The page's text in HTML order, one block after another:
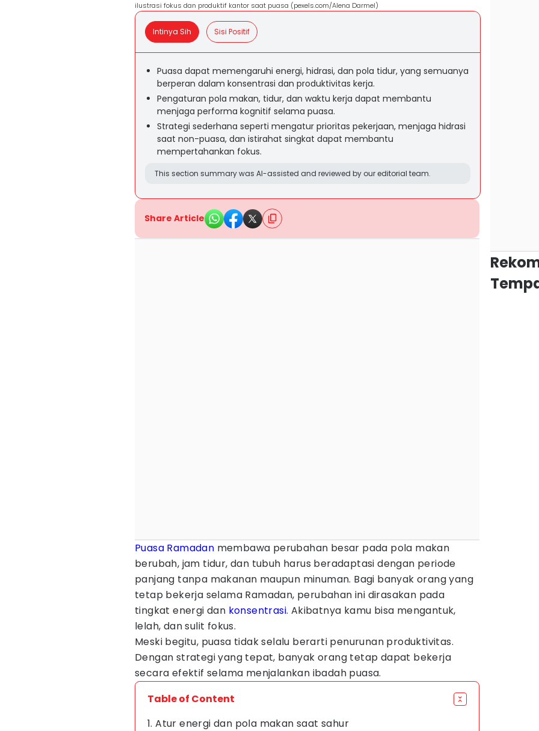
ilustrasi fokus dan produktif kantor saat puasa (pexels.com/Alena Darmel)
Intinya Sih Sisi Positif
Puasa dapat memengaruhi energi, hidrasi, dan pola tidur, yang semuanya
berperan dalam konsentrasi dan produktivitas kerja.
Pengaturan pola makan, tidur, dan waktu kerja dapat membantu
menjaga performa kognitif selama puasa.
Strategi sederhana seperti mengatur prioritas pekerjaan, menjaga hidrasi
saat non-puasa, dan istirahat singkat dapat membantu
mempertahankan fokus.
This section summary was AI-assisted and reviewed by our editorial team.
Share Article
Puasa Ramadan membawa perubahan besar pada pola makan
berubah, jam tidur, dan tubuh harus beradaptasi dengan periode
panjang tanpa makanan maupun minuman. Bagi banyak orang yang
tetap bekerja selama Ramadan, perubahan ini dirasakan pada
tingkat energi dan konsentrasi. Akibatnya kamu bisa mengantuk,
lelah, dan sulit fokus.
Meski begitu, puasa tidak selalu berarti penurunan produktivitas.
Dengan strategi yang tepat, banyak orang tetap dapat bekerja
secara efektif selama menjalankan ibadah puasa.
Table of Content
1. Atur energi dan pola makan saat sahur